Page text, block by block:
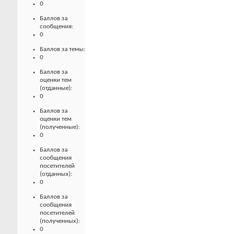
0
Баллов за
сообщения:
0
Баллов за темы:
0
Баллов за
оценки тем
(отданные):
0
Баллов за
оценки тем
(полученные):
0
Баллов за
сообщения
посетителей
(отданных):
0
Баллов за
сообщения
посетителей
(полученных):
0